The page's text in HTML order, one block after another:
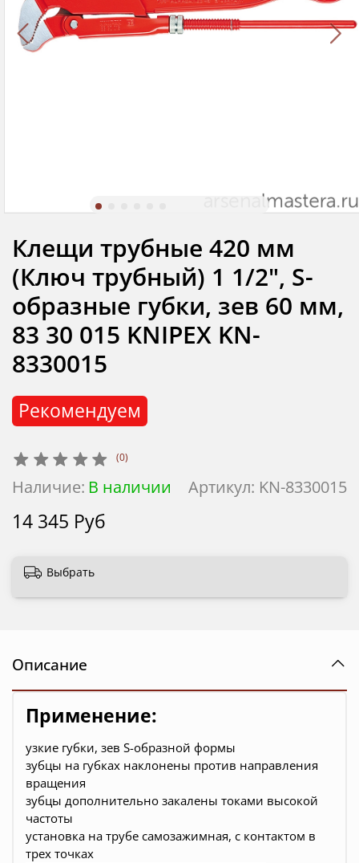
(0)
Артикул: KN-8330015
Наличие: В наличии
Рекомендуем
Клещи трубные 420 мм
(Ключ трубный) 1 1/2", S-
образные губки, зев 60 мм,
83 30 015 KNIPEX KN-
8330015
14 345 Руб
Выбрать
Описание
Применение:
узкие губки, зев S-образной формы
зубцы на губках наклонены против направления
вращения
зубцы дополнительно закалены токами высокой
частоты
установка на трубе самозажимная, с контактом в
трех точках